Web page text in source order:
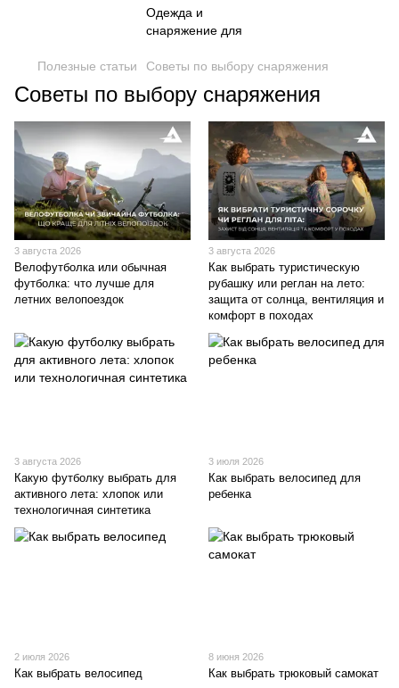
Полезные статьи Советы по выбору снаряжения
Советы по выбору снаряжения
3 августа 2026
Велофутболка или обычная
футболка: что лучше для
летних велопоездок
3 августа 2026
Как выбрать туристическую
рубашку или реглан на лето:
защита от солнца, вентиляция и
комфорт в походах
3 августа 2026
Какую футболку выбрать для
активного лета: хлопок или
технологичная синтетика
3 июля 2026
Как выбрать велосипед для
ребенка
2 июля 2026
Как выбрать велосипед
8 июня 2026
Как выбрать трюковый самокат